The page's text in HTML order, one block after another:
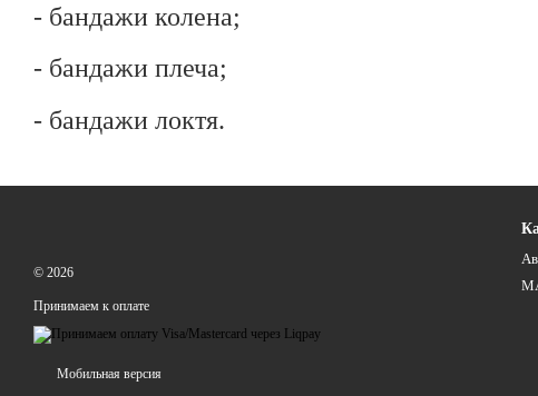
- бандажи колена;
- бандажи плеча;
- бандажи локтя.
© 2026
Принимаем к оплате
Мобильная версия